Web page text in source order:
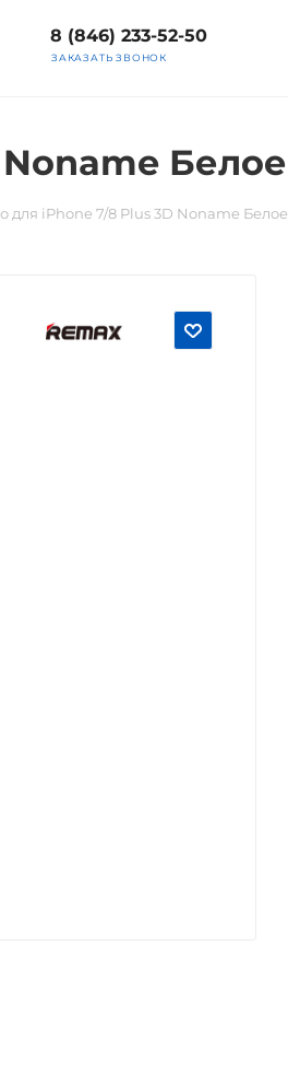
8 (846) 233-52-50
ЗАКАЗАТЬ ЗВОНОК
Белое
для iPhone 7/8 Plus 3D Noname Белое